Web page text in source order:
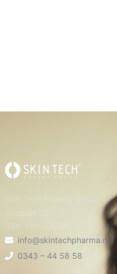
Skin Tech Pharma Group
Sitiopark 13
3941 PP DOORN
info@skintechpharma.nl
0343 – 44 58 58